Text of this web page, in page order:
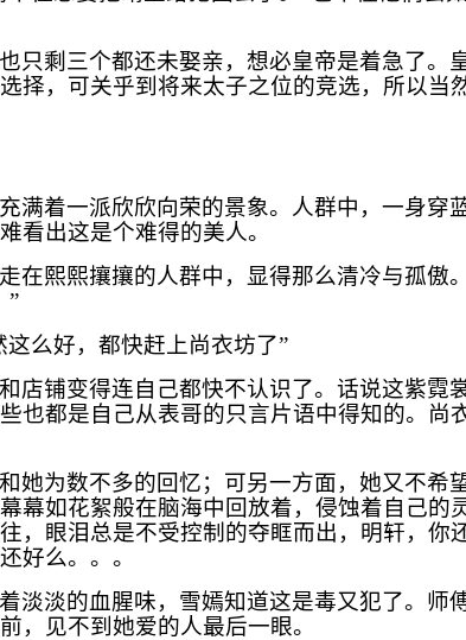
剩三个都还未娶亲，想必皇帝是着急了。
择，可关乎到将来太子之位的竞选，所以当
满着一派欣欣向荣的景象。人群中，一身穿
看出这是个难得的美人。
在熙熙攘攘的人群中，显得那么清冷与孤傲
”
么好，都快赶上尚衣坊了”
铺变得连自己都快不认识了。话说这紫霓
也都是自己从表哥的只言片语中得知的。尚
她为数不多的回忆；可另一方面，她又不希
如花絮般在脑海中回放着，侵蚀着自己的
，眼泪总是不受控制的夺眶而出，明轩，你
好么。。。
淡淡的血腥味，雪嫣知道这是毒又犯了。师
，见不到她爱的人最后一眼。